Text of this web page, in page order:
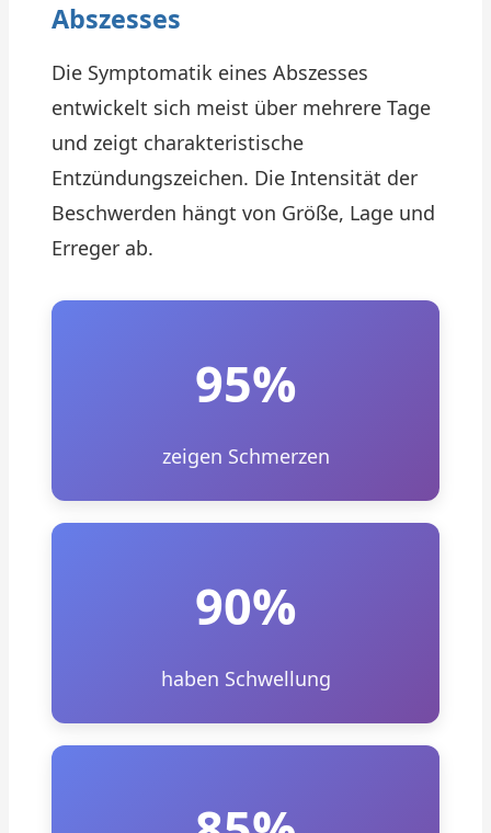
Abszesses
Die Symptomatik eines Abszesses
entwickelt sich meist über mehrere Tage
und zeigt charakteristische
Entzündungszeichen. Die Intensität der
Beschwerden hängt von Größe, Lage und
Erreger ab.
95%
zeigen Schmerzen
90%
haben Schwellung